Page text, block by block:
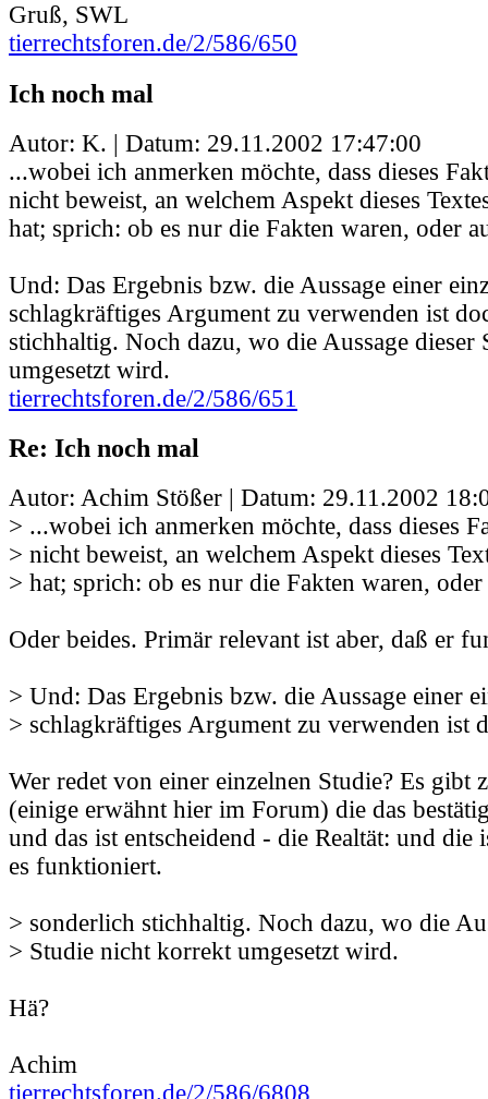
Gruß, SWL
tierrechtsforen.de/2/586/650
Ich noch mal
Autor: K. | Datum: 29.11.2002 17:47:00
...wobei ich anmerken möchte, dass dieses
nicht beweist, an welchem Aspekt dieses
hat; sprich: ob es nur die Fakten waren, oder
Und: Das Ergebnis bzw. die Aussage einer
schlagkräftiges Argument zu verwenden ist
stichhaltig. Noch dazu, wo die Aussage
umgesetzt wird.
tierrechtsforen.de/2/586/651
Re: Ich noch mal
Autor: Achim Stößer | Datum: 29.11.2002
> ...wobei ich anmerken möchte, dass dieses
> nicht beweist, an welchem Aspekt dieses
> hat; sprich: ob es nur die Fakten waren,
Oder beides. Primär relevant ist aber, daß er
> Und: Das Ergebnis bzw. die Aussage einer
> schlagkräftiges Argument zu verwenden ist
Wer redet von einer einzelnen Studie? Es gibt
(einige erwähnt hier im Forum) die das
und das ist entscheidend - die Realtät: und die
es funktioniert.
> sonderlich stichhaltig. Noch dazu, wo die
> Studie nicht korrekt umgesetzt wird.
Hä?
Achim
tierrechtsforen.de/2/586/6808